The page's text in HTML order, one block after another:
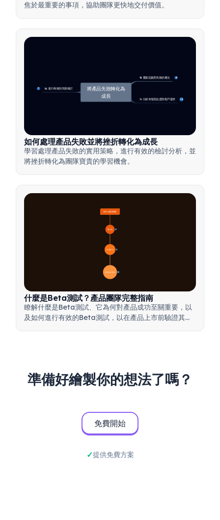
焦於最重要的事項，協助團隊更快地交付價值。
🔄 重新定義對失敗的看法 4
📊 進行有效的失敗檢討
7
🎯 分析市場契合度與客戶需求 14
將產品失敗轉化為
成長
如何處理產品失敗並將挫折轉化為成長
學習處理產品失敗的實用策略，進行有效的檢討分析，並
將挫折轉化為團隊寶貴的學習機會。
🔍 定義 4
🎯 重要性 7
📋 流程與類型 20
Beta測試概覽
什麼是Beta測試？產品團隊完整指南
瞭解什麼是Beta測試、它為何對產品成功至關重要，以
及如何進行有效的Beta測試，以在產品上市前驗證其品
準備好繪製你的想法了嗎？
免費開始
提供免費方案